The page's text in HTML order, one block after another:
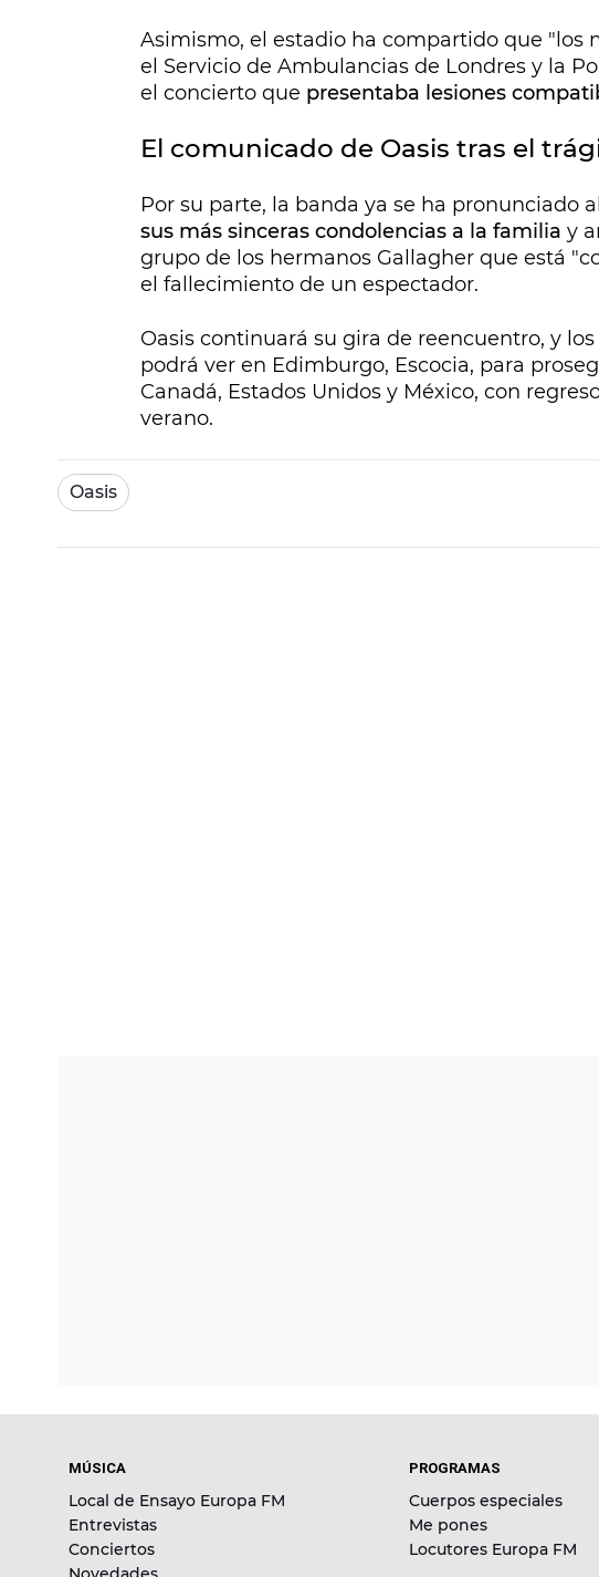
Asimismo, el estadio ha compartido que "los
el Servicio de Ambulancias de Londres y la
el concierto que presentaba lesiones
El comunicado de Oasis tras el
Por su parte, la banda ya se ha pronunciado
sus más sinceras condolencias a la familia y
grupo de los hermanos Gallagher que está
el fallecimiento de un espectador.
Oasis continuará su gira de reencuentro, y los
podrá ver en Edimburgo, Escocia, para
Canadá, Estados Unidos y México, con
verano.
Oasis
MÚSICA
Local de Ensayo Europa FM
Entrevistas
Conciertos
PROGRAMAS
Cuerpos especiales
Me pones
Locutores Europa FM